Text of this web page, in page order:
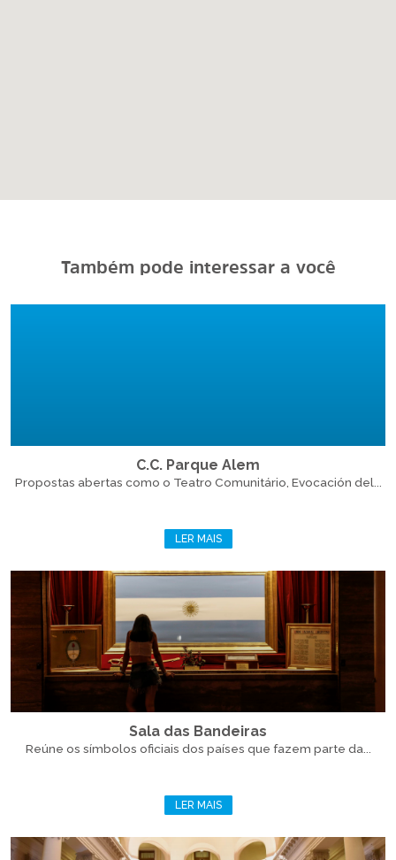
Também pode interessar a você
C.C. Parque Alem
Propostas abertas como o Teatro Comunitário, Evocación del...
LER MAIS
Sala das Bandeiras
Reúne os símbolos oficiais dos países que fazem parte da...
LER MAIS